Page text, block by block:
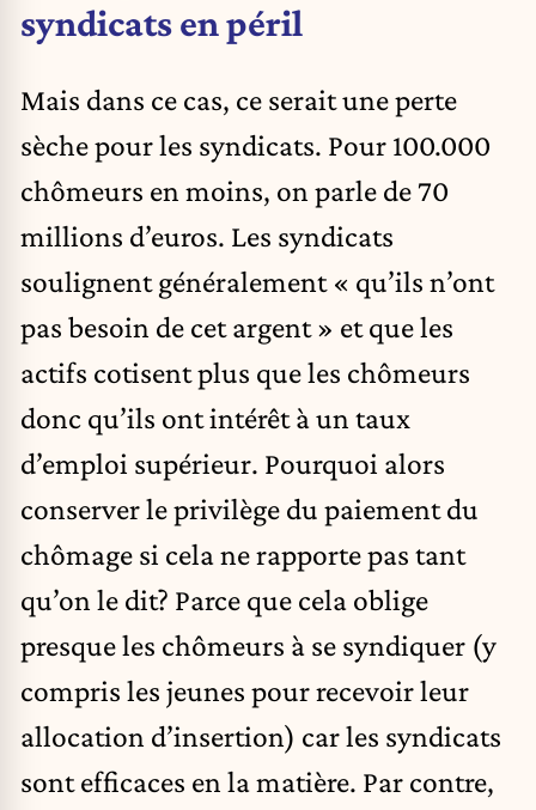
syndicats en péril
Mais dans ce cas, ce serait une perte
sèche pour les syndicats. Pour 100.000
chômeurs en moins, on parle de 70
millions d’euros. Les syndicats
soulignent généralement « qu’ils n’ont
pas besoin de cet argent » et que les
actifs cotisent plus que les chômeurs
donc qu’ils ont intérêt à un taux
d’emploi supérieur. Pourquoi alors
conserver le privilège du paiement du
chômage si cela ne rapporte pas tant
qu’on le dit? Parce que cela oblige
presque les chômeurs à se syndiquer (y
compris les jeunes pour recevoir leur
allocation d’insertion) car les syndicats
sont efficaces en la matière. Par contre,